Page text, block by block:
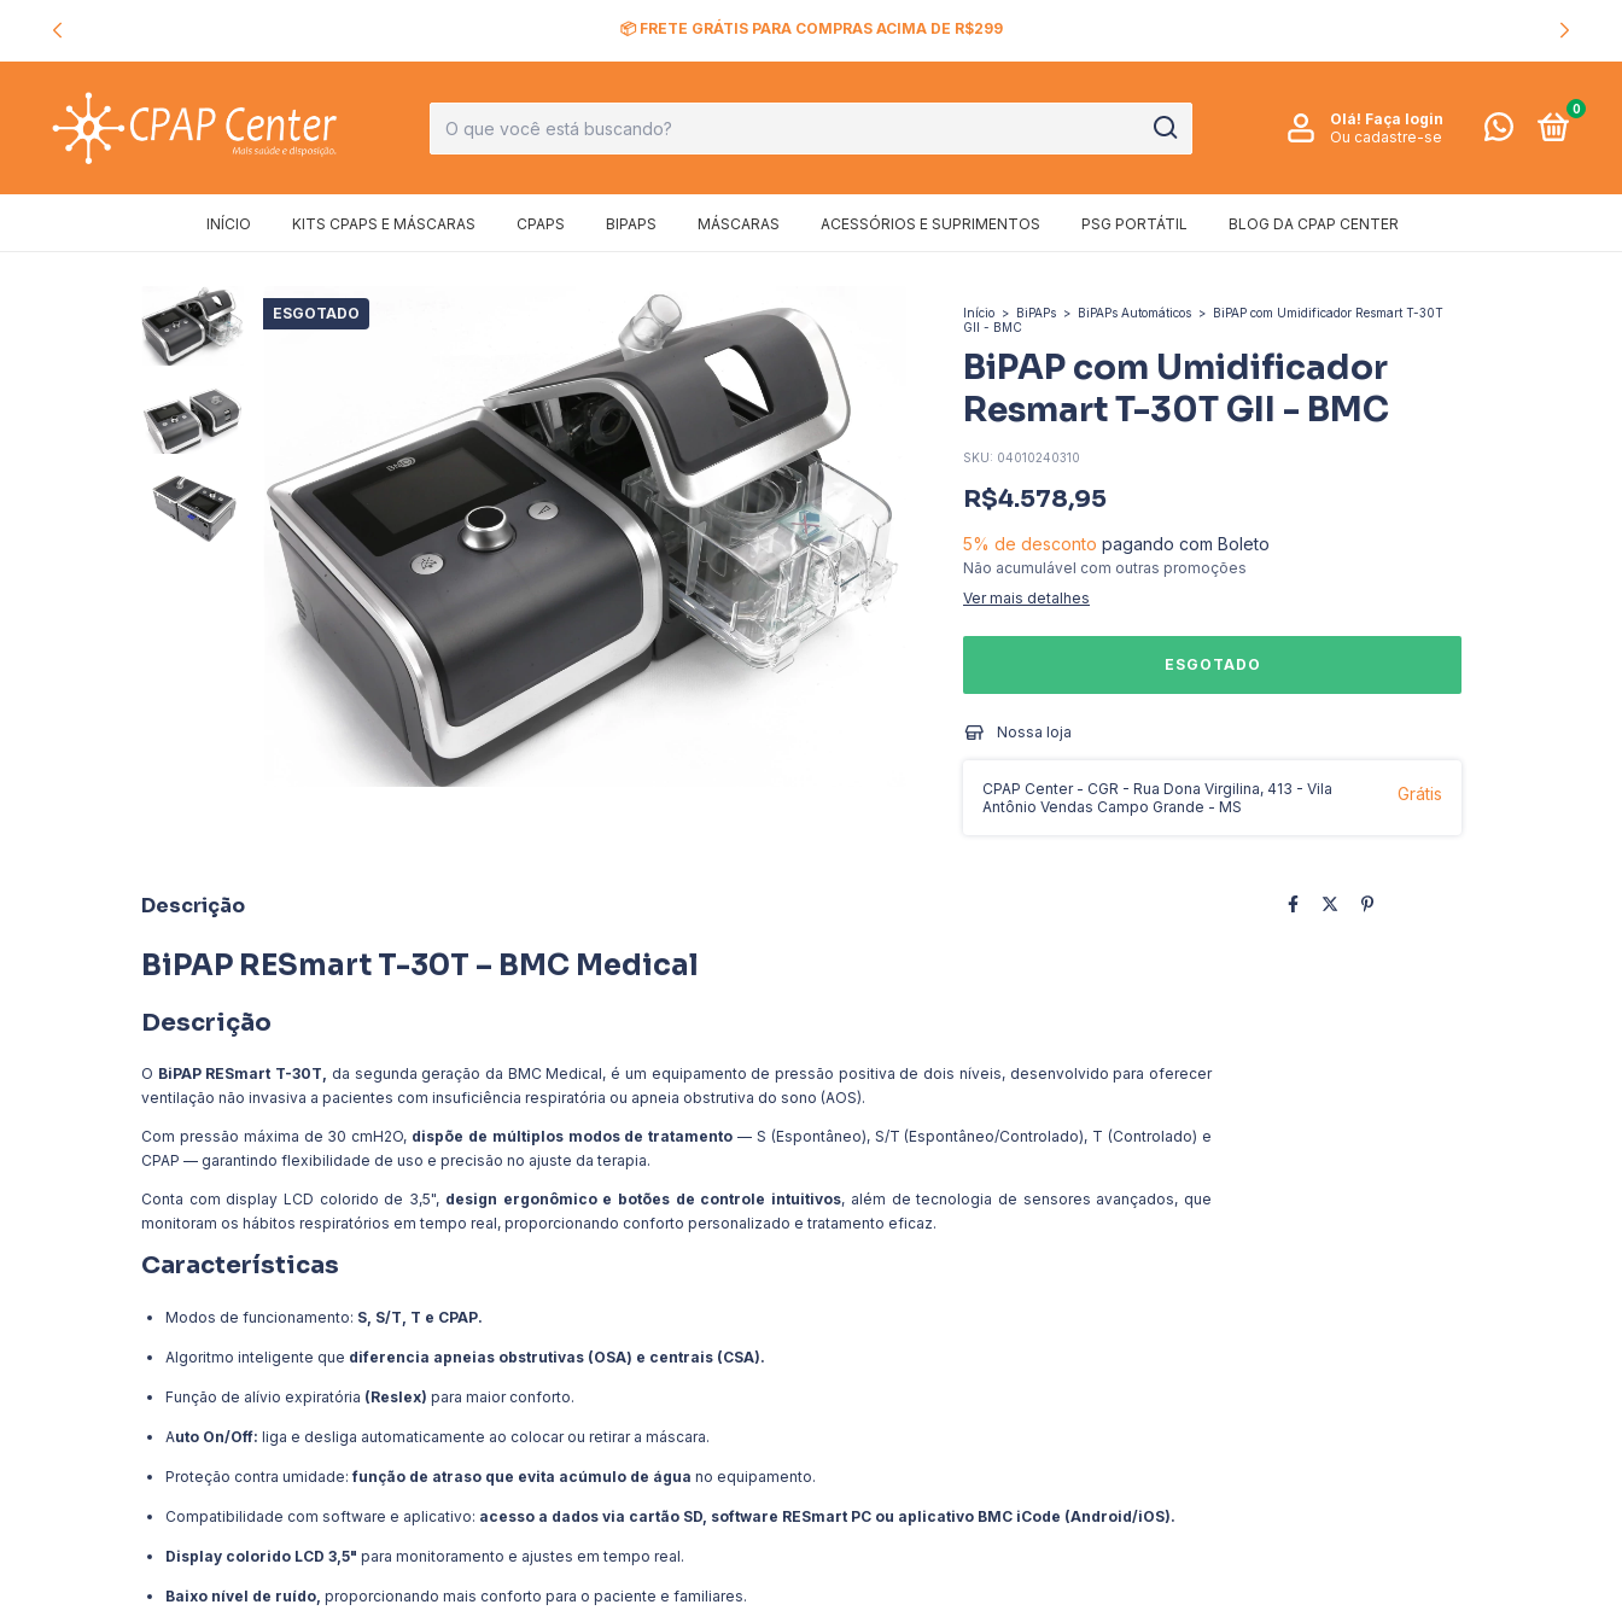
Olá! Faça login
Ou cadastre-se
0
INÍCIO KITS CPAPS E MÁSCARAS CPAPS BIPAPS MÁSCARAS ACESSÓRIOS E SUPRIMENTOS PSG PORTÁTIL BLOG DA CPAP CENTER
ESGOTADO Início > BiPAPs > BiPAPs Automáticos > BiPAP com Umidificador Resmart T-30T
GII - BMC
BiPAP com Umidificador
Resmart T-30T GII - BMC
SKU: 04010240310
R$4.578,95
5% de desconto pagando com Boleto
Não acumulável com outras promoções
Ver mais detalhes
Nossa loja
CPAP Center - CGR - Rua Dona Virgilina, 413 - Vila
Antônio Vendas Campo Grande - MS
Grátis
Descrição
BiPAP RESmart T-30T – BMC Medical
Descrição
O BiPAP RESmart T-30T,
da segunda geração da BMC Medical, é um equipamento de pressão positiva de dois níveis, desenvolvido para oferecer
ventilação não invasiva a pacientes com insuficiência respiratória ou apneia obstrutiva do sono (AOS).
Com pressão máxima de 30 cmH2O, dispõe de múltiplos modos de tratamento — S (Espontâneo), S/T (Espontâneo/Controlado), T (Controlado) e
CPAP — garantindo flexibilidade de uso e precisão no ajuste da terapia.
Conta com display LCD colorido de 3,5", design ergonômico e botões de controle intuitivos, além de tecnologia de sensores avançados, que
monitoram os hábitos respiratórios em tempo real, proporcionando conforto personalizado e tratamento eficaz.
Características
Modos de funcionamento: S, S/T, T e CPAP.
Algoritmo inteligente que diferencia apneias obstrutivas (OSA) e centrais (CSA).
Função de alívio expiratória (Reslex) para maior conforto.
Auto On/Off: liga e desliga automaticamente ao colocar ou retirar a máscara.
Proteção contra umidade: função de atraso que evita acúmulo de água no equipamento.
Compatibilidade com software e aplicativo: acesso a dados via cartão SD, software RESmart PC ou aplicativo BMC iCode (Android/iOS).
Display colorido LCD 3,5" para monitoramento e ajustes em tempo real.
Baixo nível de ruído, proporcionando mais conforto para o paciente e familiares.